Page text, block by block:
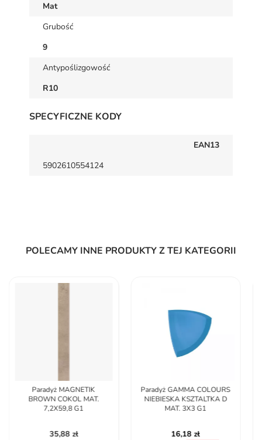
Mat
Grubość
9
Antypoślizgowość
R10
SPECYFICZNE KODY
EAN13
5902610554124
POLECAMY INNE PRODUKTY Z TEJ KATEGORII
Paradyż GAMMA COLOURS
NIEBIESKA KSZTALTKA D
MAT. 3X3 G1
16,18 zł
Paradyż INTERO NERO
STOPNICA PROSTA
NACINANA MAT.
89,91 zł